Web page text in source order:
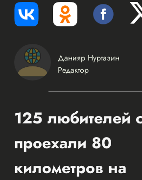
Данияр Нуртазин
Редактор
125 любителей
проехали 80
километров на